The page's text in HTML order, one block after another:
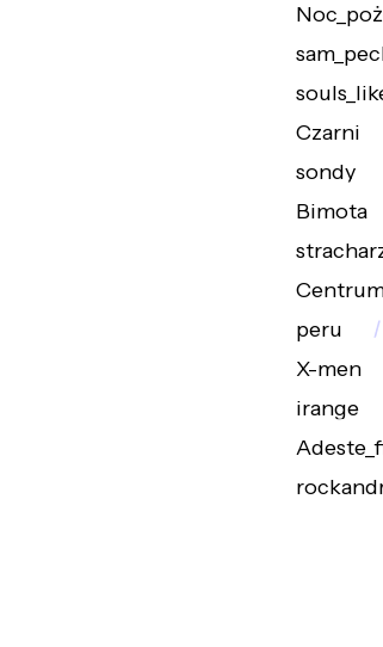
Czarni
sondy
Bimota
peru
X-men
irange